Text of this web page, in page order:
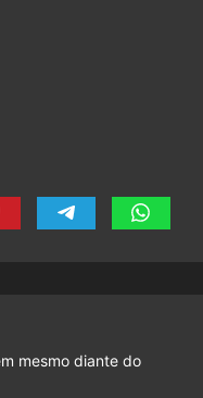
mesmo diante do